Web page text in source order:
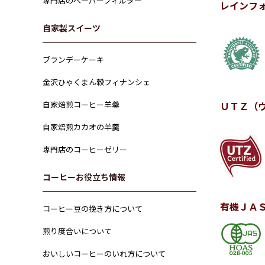
レインフ
ＵＴＺ（
有機ＪＡ
自家製スイーツ
ブランデーケーキ
金沢ひゃくまん穀フィナンシェ
自家焙煎コーヒー羊羹
自家焙煎カカオの羊羹
専門店のコーヒーゼリー
コーヒーお役立ち情報
コーヒー豆の挽き方について
煎り度合いについて
おいしいコーヒーのいれ方について